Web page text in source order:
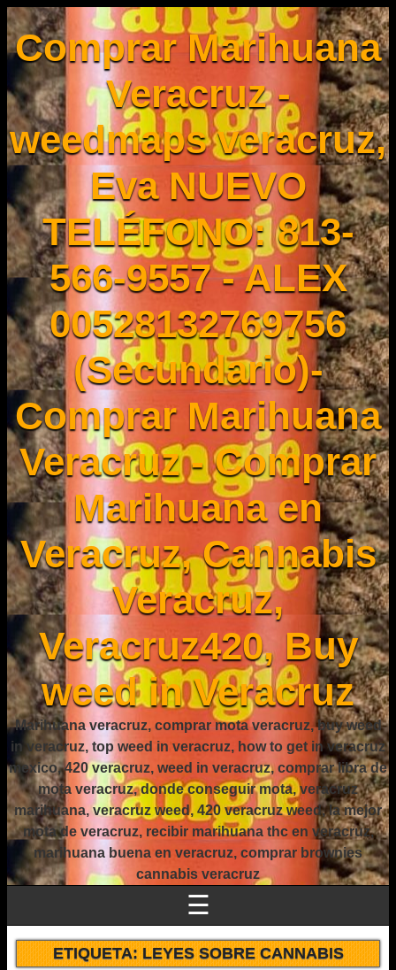
Comprar Marihuana
Veracruz -
weedmaps veracruz,
Eva NUEVO
TELÉFONO: 813-
566-9557 - ALEX
00528132769756
(Secundario)-
Comprar Marihuana
Veracruz - Comprar
Marihuana en
Veracruz, Cannabis
Veracruz,
Veracruz420, Buy
weed in Veracruz
Marihuana veracruz, comprar mota veracruz, buy weed
in veracruz, top weed in veracruz, how to get in veracruz
mexico, 420 veracruz, weed in veracruz, comprar libra de
mota veracruz, donde conseguir mota, veracruz
marihuana, veracruz weed, 420 veracruz weed, la mejor
mota de veracruz, recibir marihuana thc en veracruz,
marihuana buena en veracruz, comprar brownies
cannabis veracruz
☰
ETIQUETA:LEYES SOBRE CANNABIS